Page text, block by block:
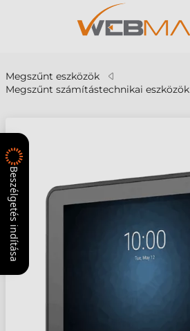
Megszűnt eszközök
Megszűnt számítástechnikai eszközök
Beszélgetés indítása